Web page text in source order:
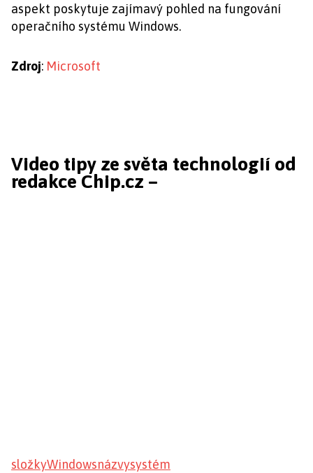
aspekt poskytuje zajímavý pohled na fungování
operačního systému Windows.
Zdroj: Microsoft
Video tipy ze světa technologií od
redakce Chip.cz –
složkyWindowsnázvysystém